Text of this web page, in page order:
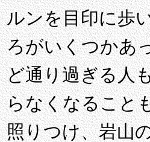
ルンを目印に歩
ろがいくつかあ
ど通り過ぎる人
らなくなること
照りつけ、岩山